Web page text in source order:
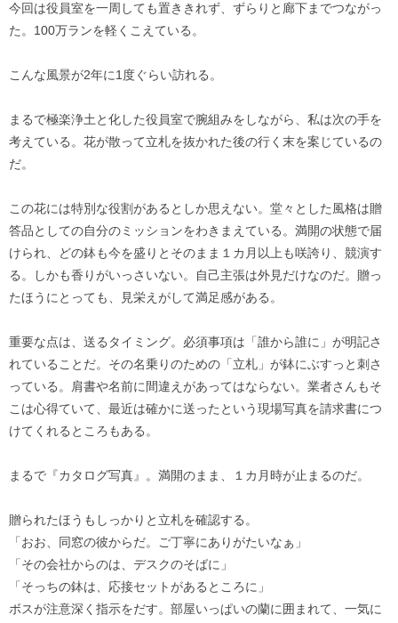
今回は役員室を一周しても置ききれず、ずらりと廊下までつながっ
た。100万ランを軽くこえている。
こんな風景が2年に1度ぐらい訪れる。
まるで極楽浄土と化した役員室で腕組みをしながら、私は次の手を
考えている。花が散って立札を抜かれた後の行く末を案じているの
だ。
この花には特別な役割があるとしか思えない。堂々とした風格は贈
答品としての自分のミッションをわきまえている。満開の状態で届
けられ、どの鉢も今を盛りとそのまま１カ月以上も咲誇り、競演す
る。しかも香りがいっさいない。自己主張は外見だけなのだ。贈っ
たほうにとっても、見栄えがして満足感がある。
重要な点は、送るタイミング。必須事項は「誰から誰に」が明記さ
れていることだ。その名乗りのための「立札」が鉢にぶすっと刺さ
っている。肩書や名前に間違えがあってはならない。業者さんもそ
こは心得ていて、最近は確かに送ったという現場写真を請求書につ
けてくれるところもある。
まるで『カタログ写真』。満開のまま、１カ月時が止まるのだ。
贈られたほうもしっかりと立札を確認する。
「おお、同窓の彼からだ。ご丁寧にありがたいなぁ」
「その会社からのは、デスクのそばに」
「そっちの鉢は、応接セットがあるところに」
ボスが注意深く指示をだす。部屋いっぱいの蘭に囲まれて、一気に